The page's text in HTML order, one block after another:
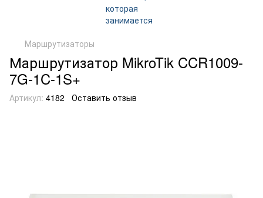
Маршрутизаторы
Маршрутизатор MikroTik CCR1009-
7G-1C-1S+
Артикул: 4182 Оставить отзыв